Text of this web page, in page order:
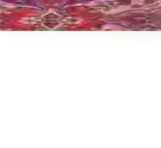
Karşılaştırması